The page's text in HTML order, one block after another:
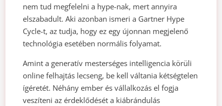
nem tud megfelelni a hype-nak, mert annyira
elszabadult. Aki azonban ismeri a Gartner Hype
Cycle-t, az tudja, hogy ez egy újonnan megjelenő
technológia esetében normális folyamat.
Amint a generatív mesterséges intelligencia körüli
online felhajtás lecseng, be kell váltania kétségtelen
ígéretét. Néhány ember és vállalkozás el fogja
veszíteni az érdeklődését a kiábrándulás